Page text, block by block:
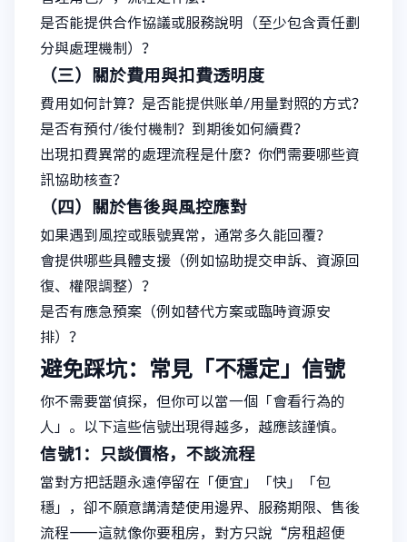
是否能提供合作協議或服務說明（至少包含責任劃
分與處理機制）？
（三）關於費用與扣費透明度
費用如何計算？是否能提供账单/用量對照的方式？
是否有預付/後付機制？到期後如何續費？
出現扣費異常的處理流程是什麼？你們需要哪些資
訊協助核查？
（四）關於售後與風控應對
如果遇到風控或賬號異常，通常多久能回覆？
會提供哪些具體支援（例如協助提交申訴、資源回
復、權限調整）？
是否有應急預案（例如替代方案或臨時資源安
排）？
避免踩坑：常見「不穩定」信號
你不需要當偵探，但你可以當一個「會看行為的
人」。以下這些信號出現得越多，越應該謹慎。
信號1：只談價格，不談流程
當對方把話題永遠停留在「便宜」「快」「包
穩」，卻不願意講清楚使用邊界、服務期限、售後
流程——這就像你要租房，對方只說“房租超便